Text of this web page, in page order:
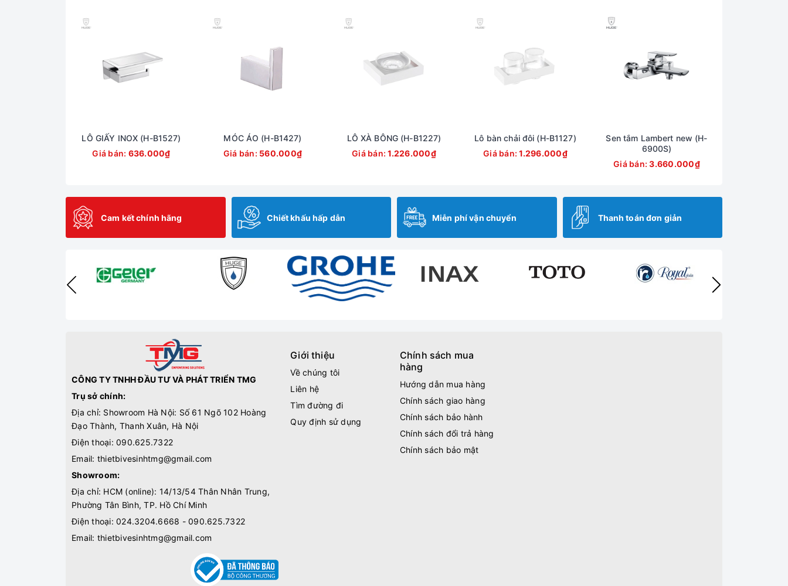
LÔ GIẤY INOX (H-B1527)
Giá bán: 636.000₫
MÓC ÁO (H-B1427)
Giá bán: 560.000₫
LÔ XÀ BÔNG (H-B1227)
Giá bán:1.226.000₫
Lô bàn chải đôi (H-B1127)
Giá bán:1.296.000₫
Sen tắm Lambert new (H-
6900S)
Giá bán:3.660.000₫
Cam kết chính hãng Chiết khấu hấp dẫn Miễn phí vận chuyển Thanh toán đơn giản
CÔNG TY TNHH ĐẦU TƯ VÀ PHÁT TRIỂN TMG
Trụ sở chính:
Địa chỉ: Showroom Hà Nội: Số 61 Ngõ 102 Hoàng
Đạo Thành, Thanh Xuân, Hà Nội
Điện thoại: 090.625.7322
Email: thietbivesinhtmg@gmail.com
Showroom:
Địa chỉ: HCM (online): 14/13/54 Thân Nhân Trung,
Phường Tân Bình, TP. Hồ Chí Minh
Điện thoại: 024.3204.6668 - 090.625.7322
Email: thietbivesinhtmg@gmail.com
Giới thiệu
Về chúng tôi
Liên hệ
Tìm đường đi
Quy định sử dụng
Chính sách mua
hàng
Hướng dẫn mua hàng
Chính sách giao hàng
Chính sách bảo hành
Chính sách đổi trả hàng
Chính sách bảo mật